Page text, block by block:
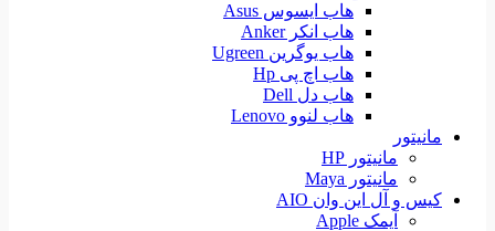
هاب ایسوس Asus
هاب انکر Anker
هاب یوگرین Ugreen
هاب اچ پی Hp
هاب دل Dell
هاب لنوو Lenovo
مانیتور
مانیتور HP
مانیتور Maya
کیس و آل این وان AIO
آیمک Apple